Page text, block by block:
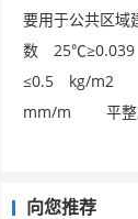
要用于公共区
数
≤0.5 kg/m2
mm/m 平整
向您推荐